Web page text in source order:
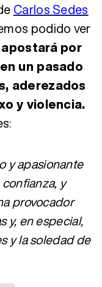
Carlos Sedes
podido ver
apostará por
un pasado
aderezados
y violencia.
y apasionante
y
provocador
y, en especial,
y la soledad de